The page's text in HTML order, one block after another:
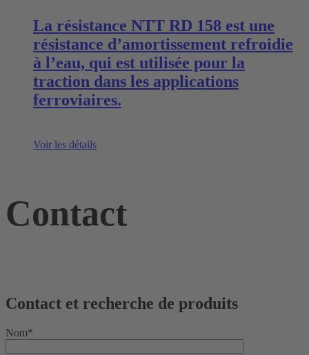
La résistance NTT RD 158 est une
résistance d’amortissement refroidie
à l’eau, qui est utilisée pour la
traction dans les applications
ferroviaires.
Voir les détails
Contact
Contact et recherche de produits
Nom*